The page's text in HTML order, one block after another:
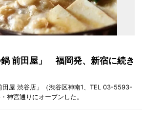
前田屋」 福岡発、新宿に続き
田屋 渋谷店」（渋谷区神南1、TEL 03-5593-
神宮通りにオープンした。